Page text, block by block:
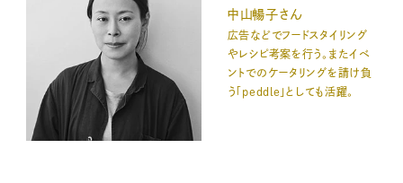
中山暢子さん
広告などでフードスタイリング
やレシピ考案を行う。またイベ
ントでのケータリングを請け負
う「peddle」としても活躍。